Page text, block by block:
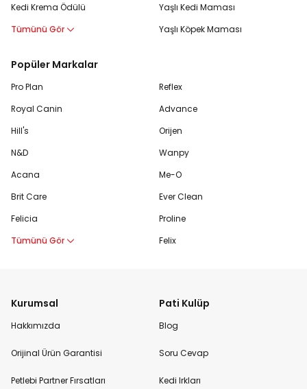
Kedi Krema Ödülü
Tümünü Gör
Yaşlı Kedi Maması
Yaşlı Köpek Maması
Popüler Markalar
Pro Plan
Royal Canin
Hill's
N&D
Acana
Brit Care
Felicia
Tümünü Gör
Reflex
Advance
Orijen
Wanpy
Me-O
Ever Clean
Proline
Felix
Kurumsal
Hakkımızda
Orijinal Ürün Garantisi
Petlebi Partner Fırsatları
Pati Kulüp
Blog
Soru Cevap
Kedi Irkları